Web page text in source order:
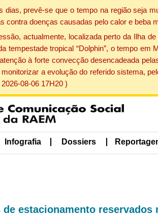
prevê-se que o tempo na região seja
contra doenças causadas pelo calor e beba
actualmente, localizada perto da Ilha
tempestade tropical “Dolphin”, o tempo
à forte convecção desencadeada
a evolução do referido sistema,
08-06 17H20 )
Infografia Dossiers
estacionamento reservados